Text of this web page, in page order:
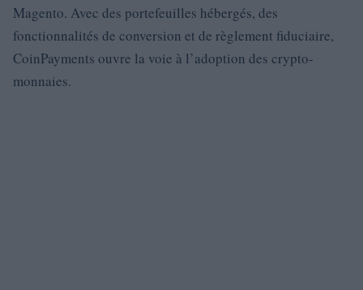
Magento. Avec des portefeuilles hébergés, des
fonctionnalités de conversion et de règlement fiduciaire,
CoinPayments ouvre la voie à l’adoption des crypto-
monnaies.